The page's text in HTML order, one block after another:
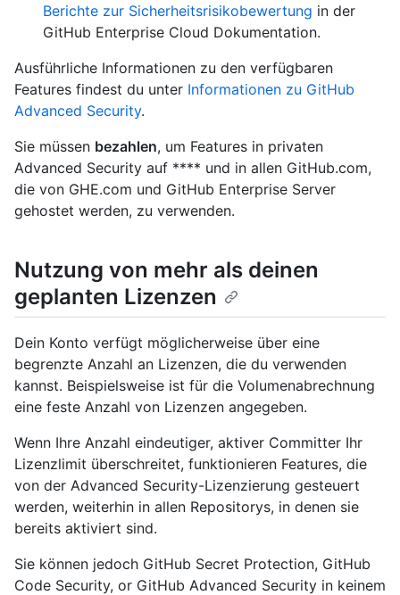
Berichte zur Sicherheitsrisikobewertung in der
GitHub Enterprise Cloud Dokumentation.
Ausführliche Informationen zu den verfügbaren
Features findest du unter Informationen zu GitHub
Advanced Security.
Sie müssen bezahlen, um Features in privaten
Advanced Security auf **** und in allen GitHub.com,
die von GHE.com und GitHub Enterprise Server
gehostet werden, zu verwenden.
Nutzung von mehr als deinen
geplanten Lizenzen
Dein Konto verfügt möglicherweise über eine
begrenzte Anzahl an Lizenzen, die du verwenden
kannst. Beispielsweise ist für die Volumenabrechnung
eine feste Anzahl von Lizenzen angegeben.
Wenn Ihre Anzahl eindeutiger, aktiver Committer Ihr
Lizenzlimit überschreitet, funktionieren Features, die
von der Advanced Security-Lizenzierung gesteuert
werden, weiterhin in allen Repositorys, in denen sie
bereits aktiviert sind.
Sie können jedoch GitHub Secret Protection, GitHub
Code Security, or GitHub Advanced Security in keinem